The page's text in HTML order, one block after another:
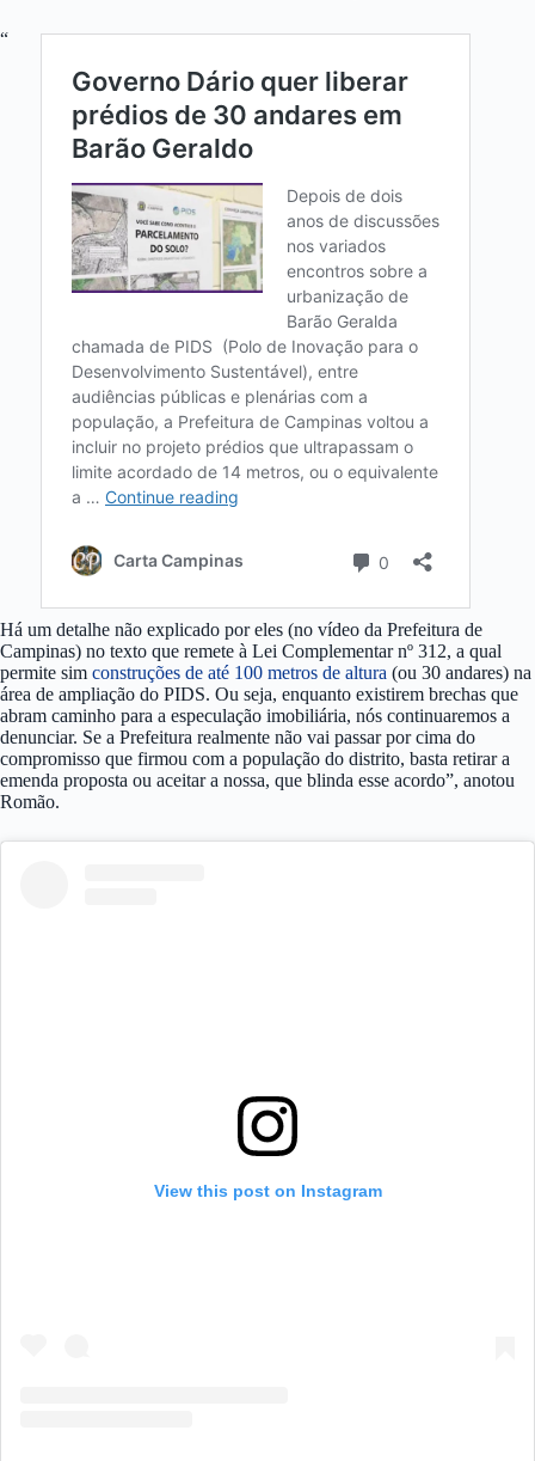
“
Há um detalhe não explicado por eles (no vídeo da Prefeitura de
Campinas) no texto que remete à Lei Complementar nº 312, a qual
permite sim construções de até 100 metros de altura (ou 30 andares) na
área de ampliação do PIDS. Ou seja, enquanto existirem brechas que
abram caminho para a especulação imobiliária, nós continuaremos a
denunciar. Se a Prefeitura realmente não vai passar por cima do
compromisso que firmou com a população do distrito, basta retirar a
emenda proposta ou aceitar a nossa, que blinda esse acordo”, anotou
Romão.
View this post on Instagram